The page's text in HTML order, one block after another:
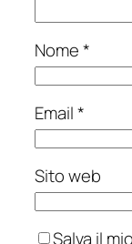
Nome*
Email*
Sito web
Salva il